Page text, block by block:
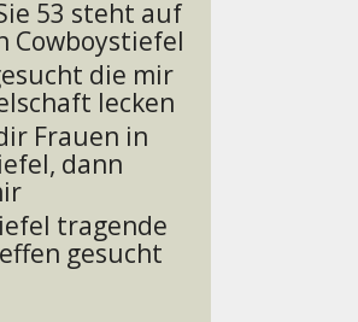
53 steht auf
Cowboystiefel
die mir
lecken
Frauen in
dann
tragende
gesucht